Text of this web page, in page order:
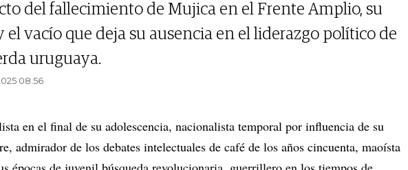
del fallecimiento de Mujica en el Frente Amplio, su
el vacío que deja su ausencia en el liderazgo político de
uruguaya.
08.56
en el final de su adolescencia, nacionalista temporal por influencia de su
admirador de los debates intelectuales de café de los años cincuenta, maoísta